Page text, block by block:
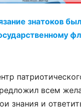
знатоков
всем
знания и